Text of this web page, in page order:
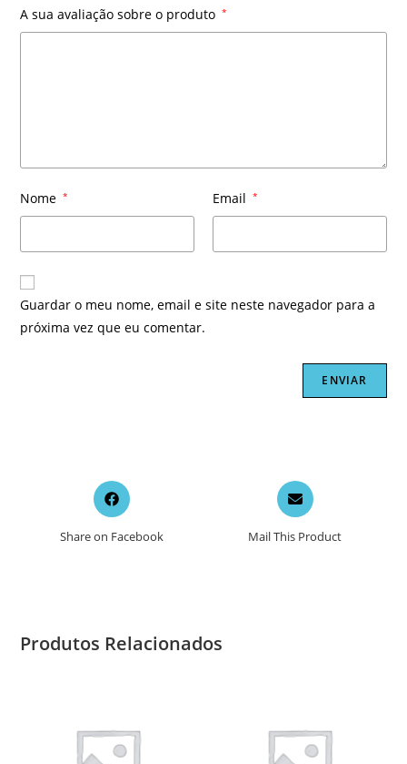
A sua avaliação sobre o produto *
Nome * Email *
Guardar o meu nome, email e site neste navegador para a
próxima vez que eu comentar.
Opens
in
new
Share on Facebook
Opens
in
a
new
Mail This Product
Produtos Relacionados